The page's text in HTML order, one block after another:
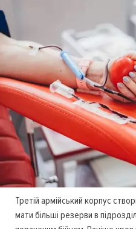
Третій армійський корпус
мати більші резерви в